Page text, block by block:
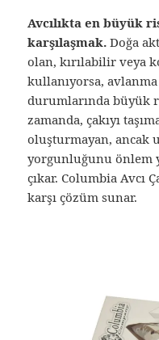
Avcılıkta en büyük
karşılaşmak. Doğa
olan, kırılabilir veya
kullanıyorsa,
durumlarında büyük
zamanda, çakıyı
oluşturmayan, ancak
yorgunluğunu önlem
çıkar. Columbia Avcı
karşı çözüm sunar.